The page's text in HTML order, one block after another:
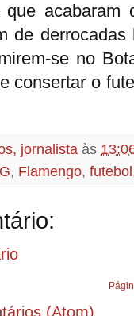
que
de
se no
consertar o
jornalista às
, Flamengo, futebol
(Atom)